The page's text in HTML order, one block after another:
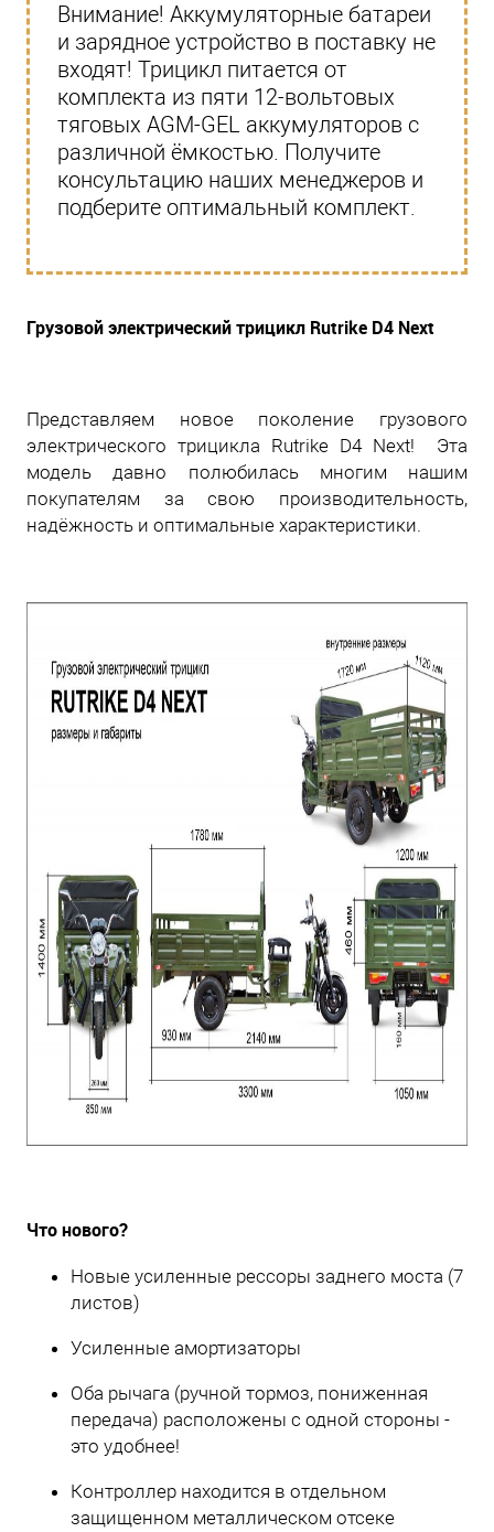
Внимание! Аккумуляторные батареи
и зарядное устройство в поставку не
входят! Трицикл питается от
комплекта из пяти 12-вольтовых
тяговых AGM-GEL аккумуляторов с
различной ёмкостью. Получите
консультацию наших менеджеров и
подберите оптимальный комплект.
Грузовой электрический трицикл Rutrike D4 Next
Представляем новое поколение грузового
электрического трицикла Rutrike D4 Next! Эта
модель давно полюбилась многим нашим
покупателям за свою производительность,
надёжность и оптимальные характеристики.
Что нового?
Новые усиленные рессоры заднего моста (7
листов)
Усиленные амортизаторы
Оба рычага (ручной тормоз, пониженная
передача) расположены с одной стороны -
это удобнее!
Контроллер находится в отдельном
защищенном металлическом отсеке